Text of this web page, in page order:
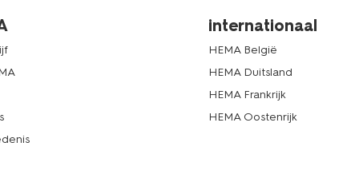
internationaal
HEMA België
HEMA Duitsland
HEMA Frankrijk
HEMA Oostenrijk